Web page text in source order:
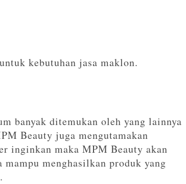
kebutuhan jasa maklon.
banyak ditemukan oleh yang lainnya
Beauty juga mengutamakan
inginkan maka MPM Beauty akan
menghasilkan produk yang